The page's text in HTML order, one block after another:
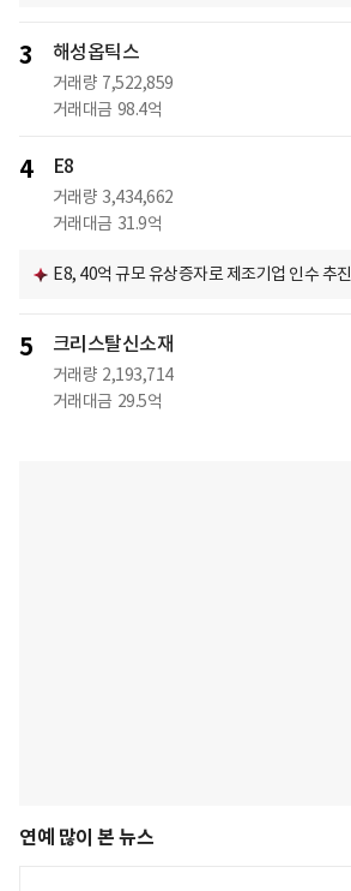
3 해성옵틱스
거래량 7,522,859
거래대금 98.4억
4 E8
거래량 3,434,662
거래대금 31.9억
E8, 40억 규모 유상증자로 제조기업 인수 추진
5 크리스탈신소재
거래량 2,193,714
거래대금 29.5억
연예 많이 본 뉴스